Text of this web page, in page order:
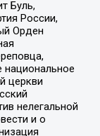
Буль,
России,
Орден
церкви
нелегальной
и о